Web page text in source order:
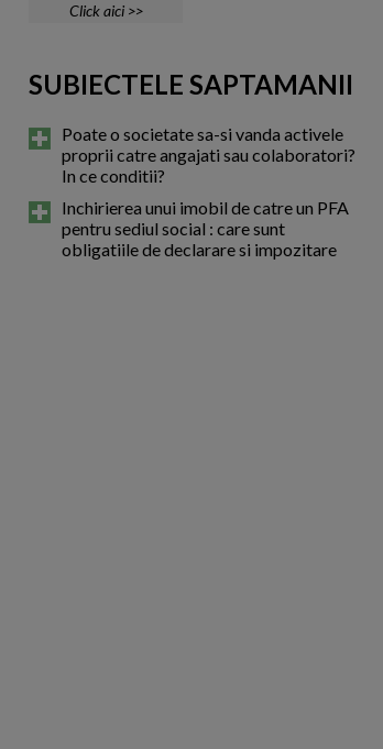
Click aici >>
SUBIECTELE SAPTAMANII
Poate o societate sa-si vanda activele
proprii catre angajati sau colaboratori?
In ce conditii?
Inchirierea unui imobil de catre un PFA
pentru sediul social : care sunt
obligatiile de declarare si impozitare